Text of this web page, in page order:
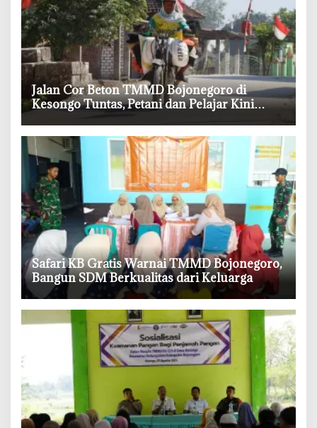
‎Jalan Cor Beton TMMD Bojonegoro di
Kesongo Tuntas, Petani dan Pelajar Kini
‎Safari KB Gratis Warnai TMMD Bojonegoro,
Bangun SDM Berkualitas dari Keluarga